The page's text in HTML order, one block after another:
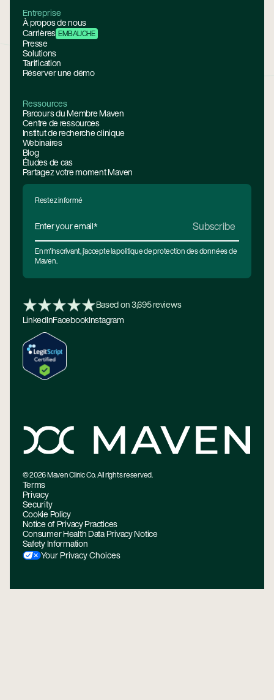
Entreprise
À propos de nous
Carrières EMBAUCHE
Presse
Solutions
Tarification
Réserver une démo
Ressources
Parcours du Membre Maven
Centre de ressources
Institut de recherche clinique
Webinaires
Blog
Études de cas
Partagez votre moment Maven
Restez informé
En m'inscrivant, j'accepte la politique de protection des données de
Maven.
Based on 3,695 reviews
LinkedInFacebook Instagram
Terms
Privacy
Security
Cookie Policy
Notice of Privacy Practices
Consumer Health Data Privacy Notice
Safety Information
Your Privacy Choices
©2026Maven Clinic Co. All rights reserved.